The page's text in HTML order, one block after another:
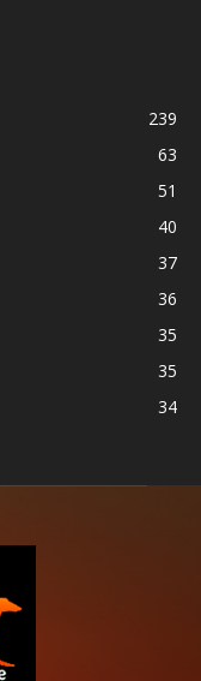
239
63
51
40
37
36
35
35
34